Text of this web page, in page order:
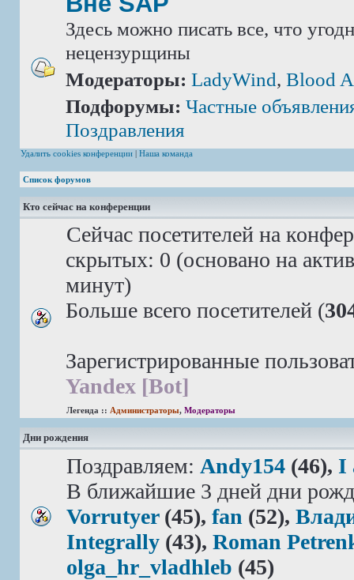
Здесь можно писать все, что
нецензурщины
Модераторы: LadyWind, Blood
Подфорумы: Частные
Поздравления
Удалить cookies конференции | Наша команда
Список форумов
Кто сейчас на конференции
Сейчас посетителей на
скрытых: 0 (основано на
минут)
Больше всего посетителей (
Зарегистрированные
Yandex [Bot]
Легенда :: Администраторы, Модераторы
Дни рождения
Поздравляем: Andy154 (46), I
В ближайшие 3 дней дни
Vorrutyer(45), fan (52),
Integrally (43), Roman
olga_hr_vladhleb (45)